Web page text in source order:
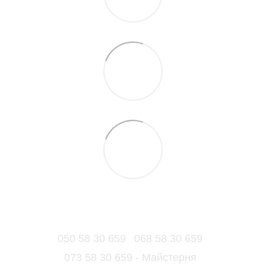
050 58 30 659
068 58 30 659
073 58 30 659 - Майстерня